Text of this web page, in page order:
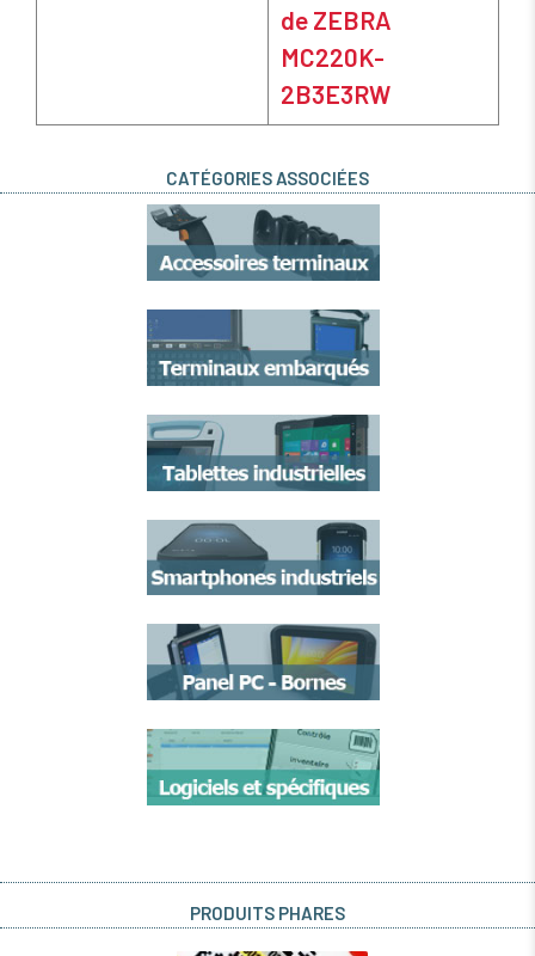
de ZEBRA
MC220K-
2B3E3RW
CATÉGORIES ASSOCIÉES
PRODUITS PHARES